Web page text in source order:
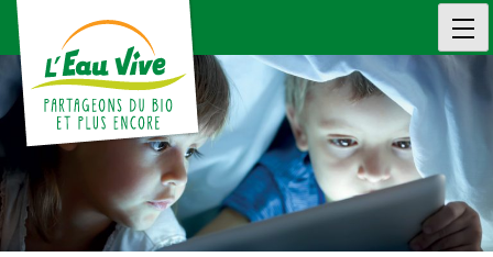
Skip
content